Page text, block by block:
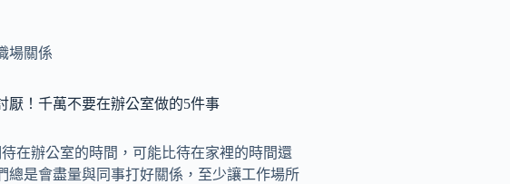
場關係
厭！千萬不要在辦公室做的5件事
在辦公室的時間，可能比待在家裡的時間還
總是會盡量與同事打好關係，至少讓工作場所